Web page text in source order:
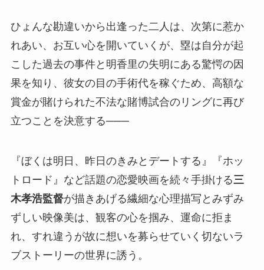
ひょんな勘違いから出逢った二人は、次第に惹か
れあい、お互い心を開いていくが、塁は自分が起
こした過去の事件と明香里の失明にある驚愕の因
果を知り、彼女の目の手術代を稼ぐため、高額な
賞金が賭けられた不法な賭博試合のリングに再び
立つことを決意する───
『ぼくは明日、昨日のきみとデートする』『ホッ
トロード』など話題の恋愛映画を続々手掛ける三
木孝浩監督が描きあげる繊細な心理描写とみずみ
ずしい映像美は、観客の心を掴み、運命に拒ま
れ、すれ違うが故に想いを募らせていく切ないラ
ブストーリーの世界に誘う。